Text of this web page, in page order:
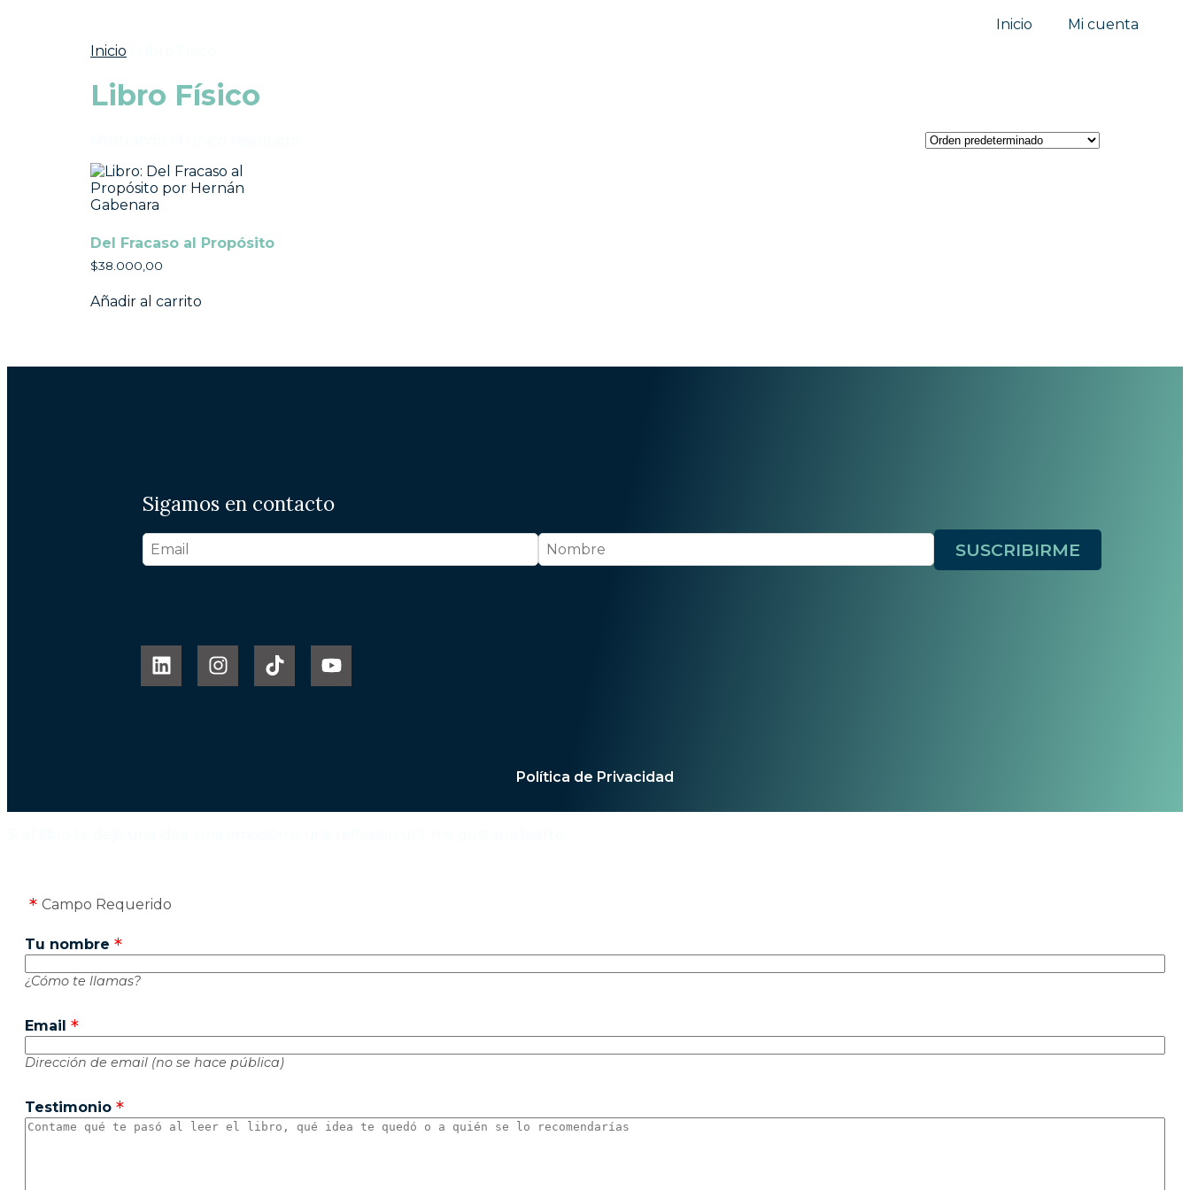
Inicio
Mi cuenta
Inicio
Libro Físico
Del Fracaso al Propósito
$38.000,00
Añadir al carrito
Sigamos en contacto
SUSCRIBIRME
Política de Privacidad
Campo Requerido
Tu nombre
¿Cómo te llamas?
Email
Dirección de email (no se hace pública)
Testimonio